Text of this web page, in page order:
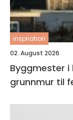
inspiration
02. August 2026
Byggmester
grunnmur til